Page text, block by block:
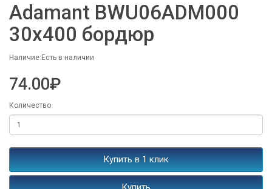
Adamant BWU06ADM000
30x400 бордюр
Наличие:Есть в наличии
74.00₽
Количество
Купить в 1 клик